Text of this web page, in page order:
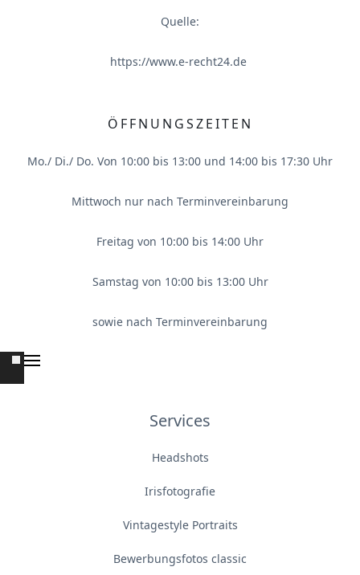
Quelle:
https://www.e-recht24.de
ÖFFNUNGSZEITEN
Mo./ Di./ Do. Von 10:00 bis 13:00 und 14:00 bis 17:30 Uhr
Mittwoch nur nach Terminvereinbarung
Freitag von 10:00 bis 14:00 Uhr
Samstag von 10:00 bis 13:00 Uhr
sowie nach Terminvereinbarung
Services
Headshots
Irisfotografie
Vintagestyle Portraits
Bewerbungsfotos classic